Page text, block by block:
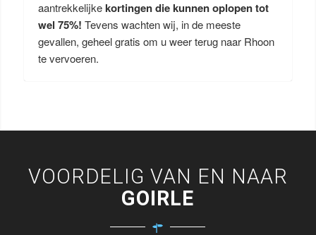
aantrekkelijkekortingen die kunnen oplopen tot
wel 75%! Tevens wachten wij, in de meeste
gevallen, geheel gratis om u weer terug naar Rhoon
te vervoeren.
VOORDELIG VAN EN NAAR
GOIRLE